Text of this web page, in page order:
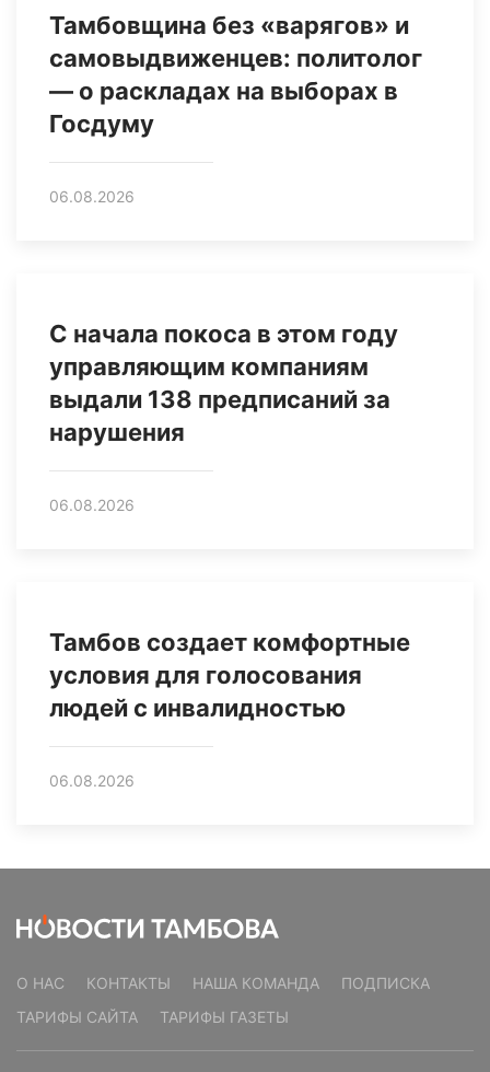
Тамбовщина без «варягов» и
самовыдвиженцев: политолог
— о раскладах на выборах в
Госдуму
06.08.2026
С начала покоса в этом году
управляющим компаниям
выдали 138 предписаний за
нарушения
06.08.2026
Тамбов создает комфортные
условия для голосования
людей с инвалидностью
06.08.2026
О НАС КОНТАКТЫ НАША КОМАНДА
ПОДПИСКА
ТАРИФЫ САЙТА
ТАРИФЫ ГАЗЕТЫ